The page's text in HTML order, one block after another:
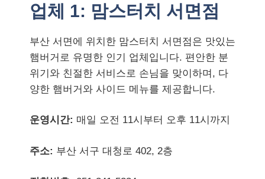
업체 1: 맘스터치 서면점
부산 서면에 위치한 맘스터치 서면점은 맛있는
햄버거로 유명한 인기 업체입니다. 편안한 분
위기와 친절한 서비스로 손님을 맞이하며, 다
양한 햄버거와 사이드 메뉴를 제공합니다.
운영시간: 매일 오전 11시부터 오후 11시까지
주소: 부산 서구 대청로 402, 2층